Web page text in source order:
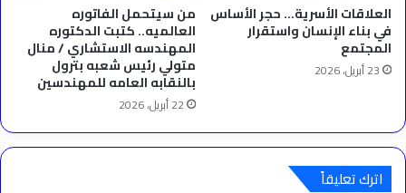
العلاقات الأسرية… حجر الأساس
في بناء الإنسان واستقرار
المجتمع
23 أبريل، 2026
من سيتحمل الفاتوره
العالميه.. كتبت الدكتوره
المهندسه الاستشاري / منال
متولي رئيس شعبه بترول
بالنقابه العامه للمهندسين
22 أبريل، 2026
اترك تعليقاً